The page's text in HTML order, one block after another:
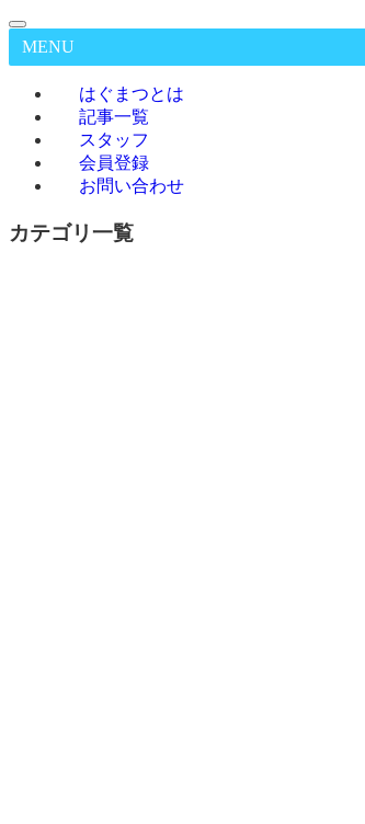
MENU
はぐまつとは
記事一覧
スタッフ
会員登録
お問い合わせ
カテゴリ一覧